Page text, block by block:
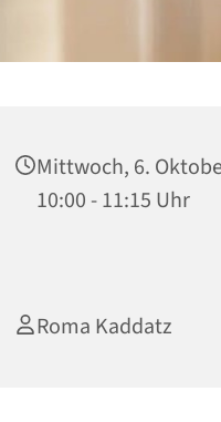
Mittwoch, 6.
10:00 - 11:15 Uhr
Roma Kaddatz